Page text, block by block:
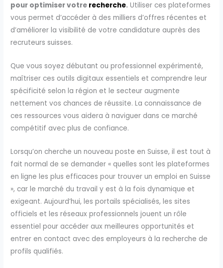
pour optimiser votre recherche. Utiliser ces plateformes
vous permet d’accéder à des milliers d’offres récentes et
d’améliorer la visibilité de votre candidature auprès des
recruteurs suisses.
Que vous soyez débutant ou professionnel expérimenté,
maîtriser ces outils digitaux essentiels et comprendre leur
spécificité selon la région et le secteur augmente
nettement vos chances de réussite. La connaissance de
ces ressources vous aidera à naviguer dans ce marché
compétitif avec plus de confiance.
Lorsqu’on cherche un nouveau poste en Suisse, il est tout à
fait normal de se demander « quelles sont les plateformes
en ligne les plus efficaces pour trouver un emploi en Suisse
», car le marché du travail y est à la fois dynamique et
exigeant. Aujourd’hui, les portails spécialisés, les sites
officiels et les réseaux professionnels jouent un rôle
essentiel pour accéder aux meilleures opportunités et
entrer en contact avec des employeurs à la recherche de
profils qualifiés.